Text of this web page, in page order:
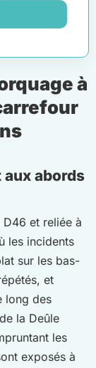
à
aux abords
et reliée à
les incidents
sur les bas-
et
long des
la Deûle
les
exposés à